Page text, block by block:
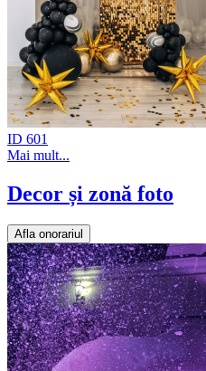
ID 601
Mai mult...
Decor și zonă foto
Afla onorariul